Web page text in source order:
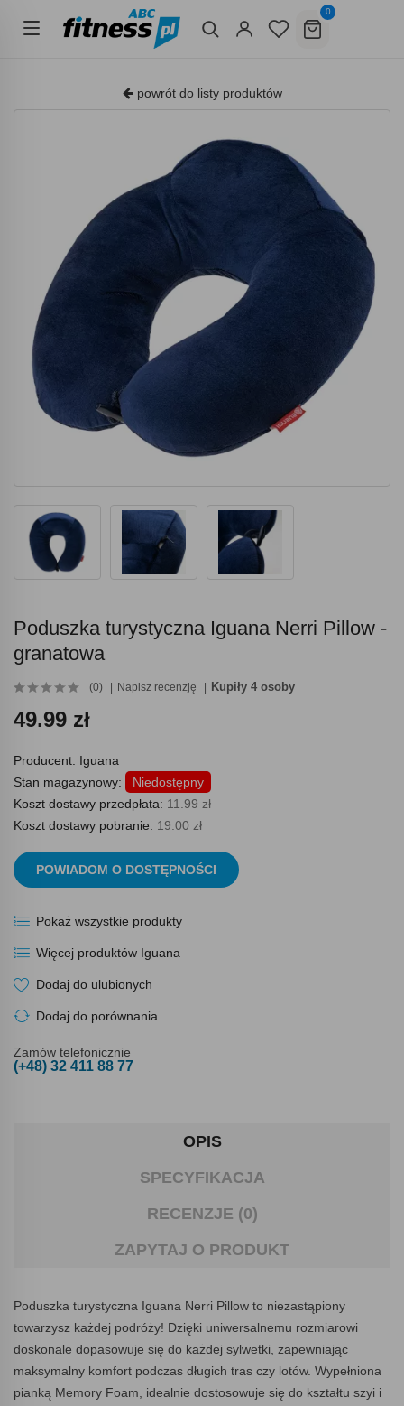
0
powrót do listy produktów
Poduszka turystyczna Iguana Nerri Pillow -
granatowa
(0) Napisz recenzję Kupiły 4 osoby
49.99 zł
Producent: Iguana
Stan magazynowy:
Niedostępny
Koszt dostawy przedpłata: 11.99 zł
Koszt dostawy pobranie: 19.00 zł
POWIADOM O DOSTĘPNOŚCI
Pokaż wszystkie produkty
Więcej produktów Iguana
Dodaj do ulubionych
Dodaj do porównania
Zamów telefonicznie
(+48) 32 411 88 77
OPIS
SPECYFIKACJA
RECENZJE (0)
ZAPYTAJ O PRODUKT
Poduszka turystyczna Iguana Nerri Pillow to niezastąpiony
towarzysz każdej podróży! Dzięki uniwersalnemu rozmiarowi
doskonale dopasowuje się do każdej sylwetki, zapewniając
maksymalny komfort podczas długich tras czy lotów. Wypełniona
pianką Memory Foam, idealnie dostosowuje się do kształtu szyi i